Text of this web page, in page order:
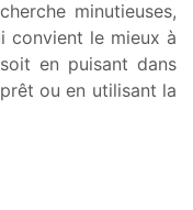
minutieuses,
convient le mieux à
en puisant dans
ou en utilisant la